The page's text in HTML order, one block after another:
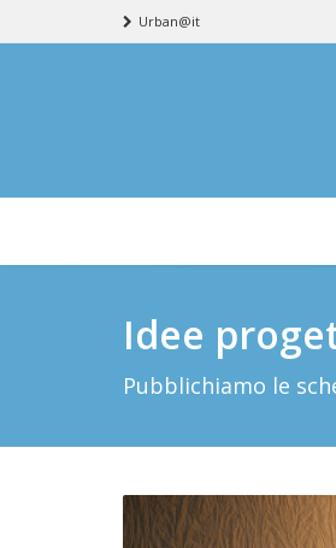
Urban@it
Idee
Pubblichiamo le